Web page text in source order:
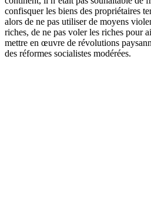
confisquer les biens des propriétaires
alors de ne pas utiliser de moyens
riches, de ne pas voler les riches pour
mettre en œuvre de révolutions
des réformes socialistes modérées.